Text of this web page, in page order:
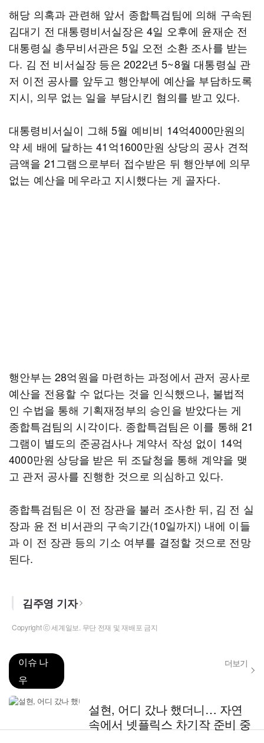
해당 의혹과 관련해 앞서 종합특검팀에 의해 구속된
김대기 전 대통령비서실장은 4일 오후에 윤재순 전
대통령실 총무비서관은 5일 오전 소환 조사를 받는
다. 김 전 비서실장 등은 2022년 5~8월 대통령실 관
저 이전 공사를 앞두고 행안부에 예산을 부담하도록
지시, 의무 없는 일을 부담시킨 혐의를 받고 있다.
대통령비서실이 그해 5월 예비비 14억4000만원의
약 세 배에 달하는 41억1600만원 상당의 공사 견적
금액을 21그램으로부터 접수받은 뒤 행안부에 의무
없는 예산을 메우라고 지시했다는 게 골자다.
행안부는 28억원을 마련하는 과정에서 관저 공사로
예산을 전용할 수 없다는 것을 인식했으나, 불법적
인 수법을 통해 기획재정부의 승인을 받았다는 게
종합특검팀의 시각이다. 종합특검팀은 이를 통해 21
그램이 별도의 준공검사나 계약서 작성 없이 14억
4000만원 상당을 받은 뒤 조달청을 통해 계약을 맺
고 관저 공사를 진행한 것으로 의심하고 있다.
종합특검팀은 이 전 장관을 불러 조사한 뒤, 김 전 실
장과 윤 전 비서관의 구속기간(10일까지) 내에 이들
과 이 전 장관 등의 기소 여부를 결정할 것으로 전망
된다.
김주영 기자
Copyright ⓒ 세계일보. 무단 전재 및 재배포 금지
이슈 나
우
더보기
설현, 어디 갔나 했더니… 자연
속에서 넷플릭스 차기작 준비 중